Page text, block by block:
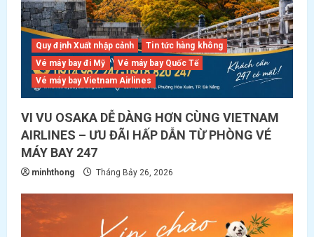
Quy định Xuất nhập cảnh
Tin tức hàng không
Vé máy bay đi Mỹ
Vé máy bay Quốc Tế
Vé máy bay Vietnam Airlines
VI VU OSAKA DỄ DÀNG HƠN CÙNG VIETNAM
AIRLINES – ƯU ĐÃI HẤP DẪN TỪ PHÒNG VÉ
MÁY BAY 247
minhthong Tháng Bảy 26, 2026